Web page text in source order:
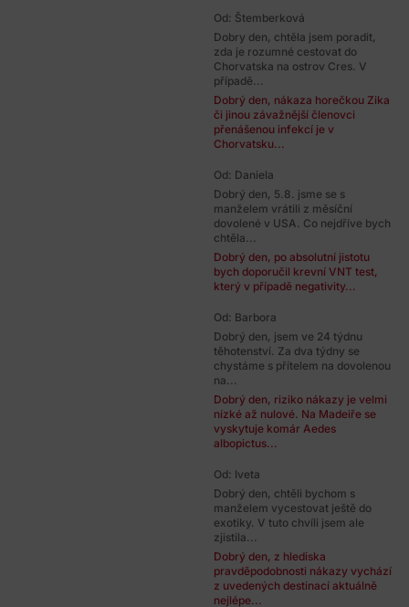
Od: Štemberková
Dobry den, chtěla jsem poradit,
zda je rozumné cestovat do
Chorvatska na ostrov Cres. V
případě...
Dobrý den, nákaza horečkou Zika
či jinou závažnější členovci
přenášenou infekcí je v
Chorvatsku...
Od: Daniela
Dobrý den, 5.8. jsme se s
manželem vrátili z měsíční
dovolené v USA. Co nejdříve bych
chtěla...
Dobrý den, po absolutní jistotu
bych doporučil krevní VNT test,
který v případě negativity...
Od: Barbora
Dobrý den, jsem ve 24 týdnu
těhotenství. Za dva týdny se
chystáme s přítelem na dovolenou
na...
Dobrý den, riziko nákazy je velmi
nízké až nulové. Na Madeiře se
vyskytuje komár Aedes
albopictus...
Od: Iveta
Dobrý den, chtěli bychom s
manželem vycestovat ještě do
exotiky. V tuto chvíli jsem ale
zjistila...
Dobrý den, z hlediska
pravděpodobnosti nákazy vychází
z uvedených destinací aktuálně
nejlépe...